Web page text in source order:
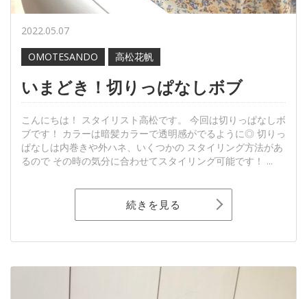
2022.05.07
OMOTESANDO
高松花帆
いまどき！切りっぱなしボブ
こんにちは！ スタイリスト高松です。 今回は切りっぱなしボ
ブです！ カラーは暗髪カラーで透明感がでるように◎ 切りっ
ぱなしは内巻きや外ハネ、いくつかの スタイリング方法があ
るので その時の気分に合わせてスタイリング可能です！ ...
続きを見る